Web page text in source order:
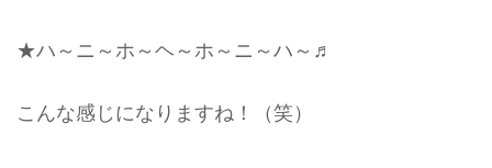
★ハ～ニ～ホ～ヘ～ホ～ニ～ハ～♬
こんな感じになりますね！（笑）